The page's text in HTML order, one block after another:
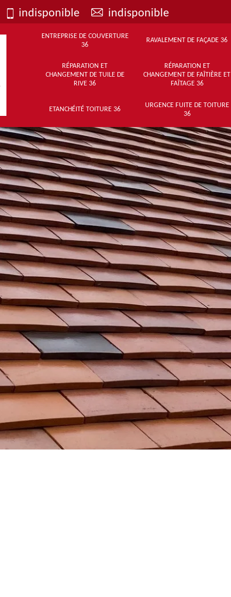
indisponible indisponible
ENTREPRISE DE COUVERTURE
36
RAVALEMENT DE FAÇADE 36
RÉPARATION ET
CHANGEMENT DE TUILE DE
RIVE 36
RÉPARATION ET
CHANGEMENT DE FAÎTIÈRE ET
FAÎTAGE 36
ETANCHÉITÉ TOITURE 36
URGENCE FUITE DE TOITURE
36